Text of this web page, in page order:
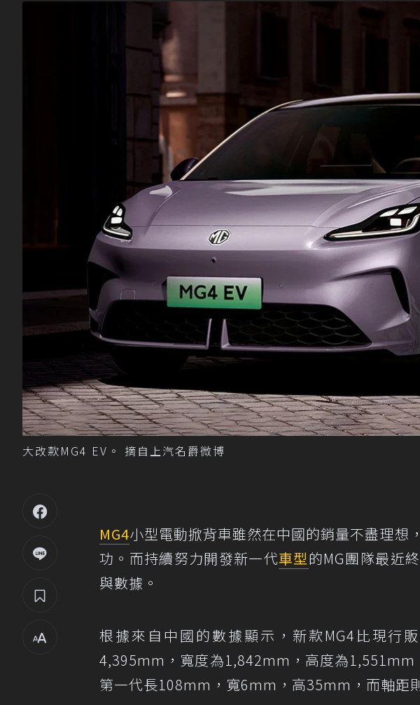
大改款MG4 EV。 摘自上汽名爵微博
MG4小型電動掀背車雖然在中國的銷量不盡理想
功。而持續努力開發新一代車型的MG團隊最近
與數據。
根據來自中國的數據顯示，新款MG4比現行
4,395mm，寬度為1,842mm，高度為1,551mm
第一代長108mm，寬6mm，高35mm，而軸距